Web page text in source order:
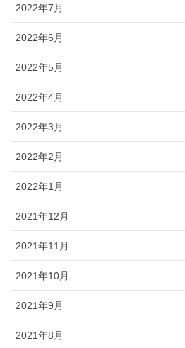
2022年7月
2022年6月
2022年5月
2022年4月
2022年3月
2022年2月
2022年1月
2021年12月
2021年11月
2021年10月
2021年9月
2021年8月